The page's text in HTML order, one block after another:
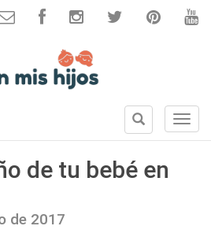
S
e
B
u
c
de tu bebé en
de 2017